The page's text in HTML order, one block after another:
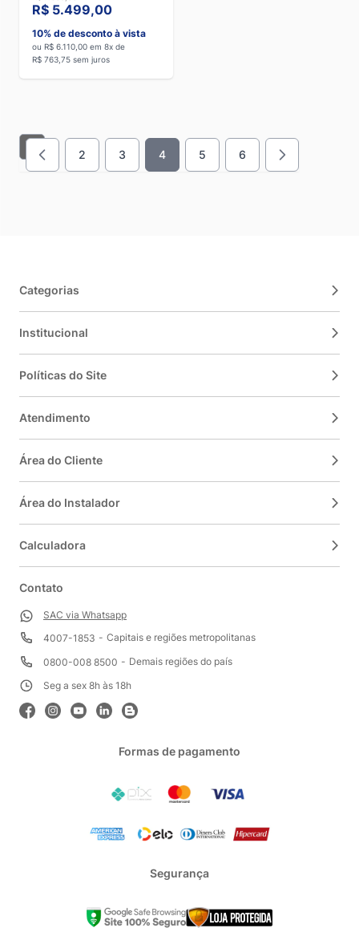
R$ 5.499,00
10% de desconto à vista
ou R$ 6.110,00 em 8x de
R$ 763,75 sem juros
Página
2 Página
3 Você esta lendo a pagina
4 Página
5 Página
6
Categorias
Institucional
Políticas do Site
Atendimento
Área do Cliente
Área do Instalador
Calculadora
Contato
SAC via Whatsapp
4007-1853
Capitais e regiões metropolitanas
0800-008 8500
Demais regiões do país
Seg a sex 8h às 18h
Formas de pagamento
Segurança